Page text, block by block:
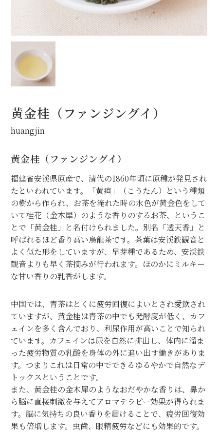
茶房ご案内
茶房メニュー
オンラインショップ
お問合せ
黄金桂（ファンジングイ）
huangjin
黄金桂（ファンジングイ）
福建省安渓県原産で、清代の1860年頃に原種が発見され
たといわれています。「黄疸」（こうたん）という種類
の樹から作られ、お茶を淹れた時の水色が黄金色をして
いて桂花（金木犀）のような香りのするお茶、というこ
とで「黄金桂」と名付けられました。別名「透天香」と
呼ばれるほど香り高い烏龍茶です。茶葉は安渓鉄観音と
よく似た形をしていますが、早芽種であるため、安渓鉄
観音よりも早く茶摘みが行われます。ほのかにミルキー
な甘い香りの乳香がします。
中国では、青茶はとくに疲労回復によいとされ愛飲され
ていますが、黄金桂は青茶の中でも発酵度が低く、カフ
ェインを多く含んでおり、利尿作用が高いことで知られ
ています。カフェインは尿を自然に排出し、体内に溜ま
った疲労物質の乳酸を身体の外に追い出す働きがありま
す。つまりこれは日常の中でできるゆるやかで自然なデ
トックスということです。
また、黄金桂の金木犀のようなおだやかな香りは、鼻か
ら脳に直接刺激を与えてアロマテラピー効果が得られま
す。脳に気持ちの良い香りを届けることで、疲労回復効
果も倍増します。虫歯、眼精疲労などにも効果的です。